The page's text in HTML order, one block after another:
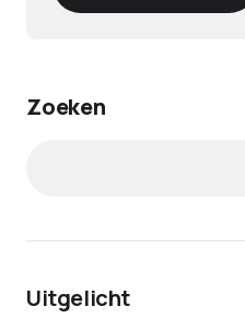
Zoeken
Uitgelicht